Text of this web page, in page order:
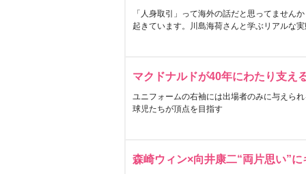
「人身取引」って海外の話だと思ってません
起きています。川島海荷さんと学ぶリアルな
マクドナルドが40年にわたり支え
ユニフォームの右袖には出場者のみに与えら
球児たちが頂点を目指す
森崎ウィン×向井康二“両片思い”